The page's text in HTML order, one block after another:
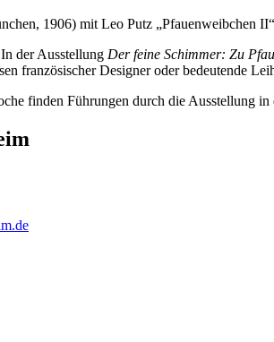
1906) mit Leo Putz „Pfauenweibchen
der Ausstellung Der feine Schimmer: Zu
französischer Designer oder bedeutende
finden Führungen durch die Ausstellung in